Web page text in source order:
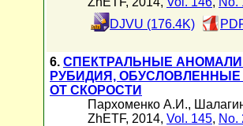
DJVU (176.4K)
6. СПЕКТРАЛЬНЫЕ
РУБИДИЯ,
ОТ СКОРОСТИ
Пархоменко А.И.,
ZhETF, 2014, Vol. 145, No.